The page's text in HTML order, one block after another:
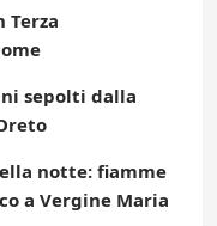
Terza
sepolti dalla
notte: fiamme
a Vergine Maria